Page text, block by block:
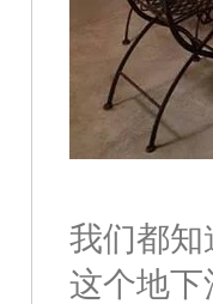
我们都
这个地